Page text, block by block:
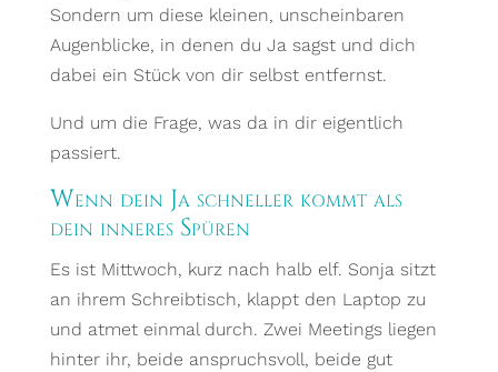
Sondern um diese kleinen, unscheinbaren
Augenblicke, in denen du Ja sagst und dich
dabei ein Stück von dir selbst entfernst.
Und um die Frage, was da in dir eigentlich
passiert.
Wenn dein Ja schneller kommt als
dein inneres Spüren
Es ist Mittwoch, kurz nach halb elf. Sonja sitzt
an ihrem Schreibtisch, klappt den Laptop zu
und atmet einmal durch. Zwei Meetings liegen
hinter ihr, beide anspruchsvoll, beide gut